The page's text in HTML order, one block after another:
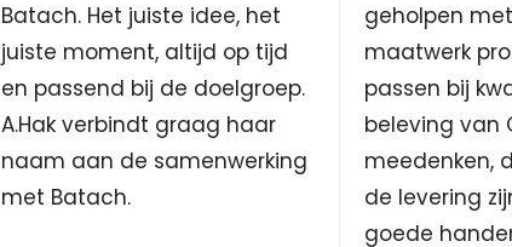
Batach. Het juiste idee, het
juiste moment, altijd op tijd
en passend bij de doelgroep.
A.Hak verbindt graag haar
naam aan de samenwerking
met Batach.
geholpen
maatwerk
passen bij
beleving van
meedenken,
de levering
goede